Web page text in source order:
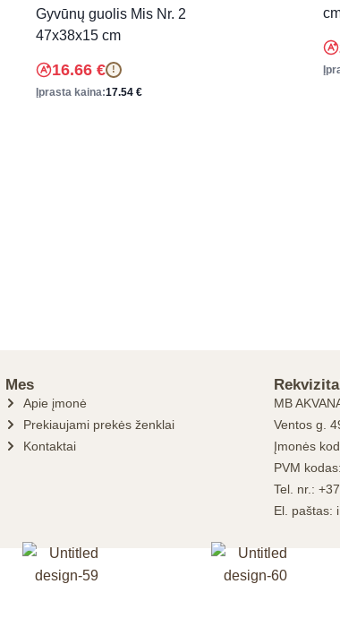
Gyvūnų guolis Mis Nr. 2
47x38x15 cm
16.66 € !
Įprasta kaina:17.54 €
Mes
Apie įmonė
Prekiaujami prekės ženklai
Kontaktai
MB
Ventos g.
Įmonės
PVM
Tel. nr.:
El. paštas: